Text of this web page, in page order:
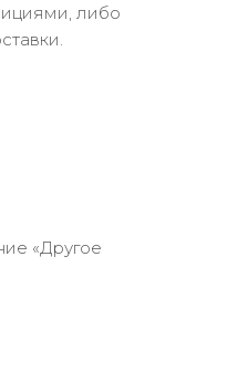
либо
«Другое